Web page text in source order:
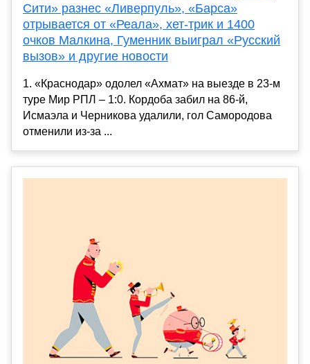
Сити» разнес «Ливерпуль», «Барса»
отрывается от «Реала», хет-трик и 1400
очков Малкина, Гуменник выиграл «Русский
вызов» и другие новости
1. «Краснодар» одолел «Ахмат» на выезде в 23-м
туре Мир РПЛ – 1:0. Кордоба забил на 86-й,
Исмаэла и Черникова удалили, гол Самородова
отменили из-за ...